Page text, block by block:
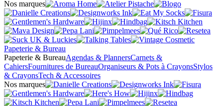
Nos marques
Papeterie & Bureau
Papeterie & BureauAgendas & PlannersCarnets &
CahiersFournitures de BureauOrganiseurs & Pots à CrayonsStylos
& CrayonsTech & Accessoires
Nos marques